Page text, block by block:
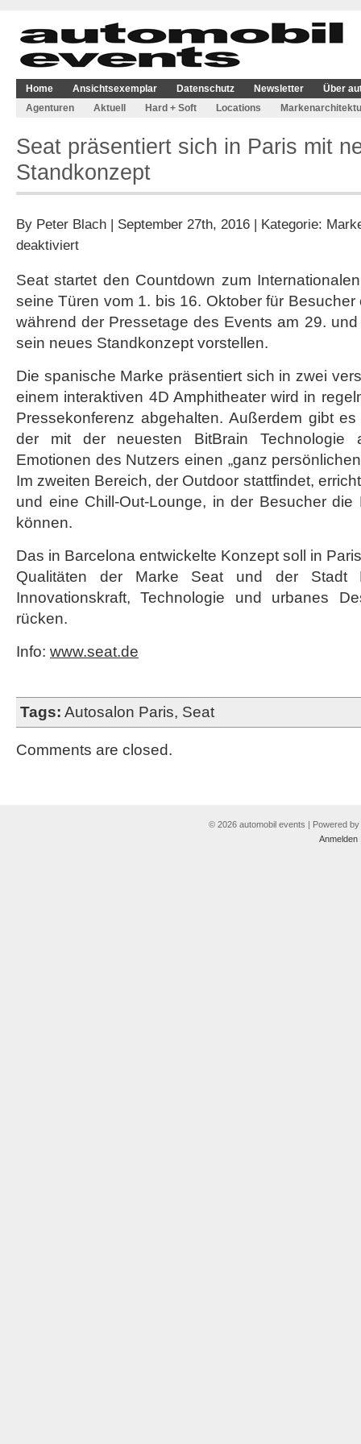
Home Ansichtsexemplar Datenschutz Newsletter
Über
Agenturen
Aktuell Hard + Soft Locations
Seat präsentiert sich in Paris mit
Standkonzept
By Peter Blach | September 27th, 2016 | Kategorie:
deaktiviertfür
sich
in
mit
neuem
Seat startet den Countdown zum
seine Türen vom 1. bis 16. Oktober für Besucher
während der Pressetage des Events am 29.
sein neues Standkonzept vorstellen.
Die spanische Marke präsentiert sich in zwei
einem interaktiven 4D Amphitheater wird in
Pressekonferenz abgehalten. Außerdem gibt
der mit der neuesten BitBrain Technologie
Emotionen des Nutzers einen „ganz
Im zweiten Bereich, der Outdoor stattfindet,
und eine Chill-Out-Lounge, in der Besucher
können.
Das in Barcelona entwickelte Konzept soll in
Qualitäten der Marke Seat und der Stadt
Innovationskraft, Technologie und urbanes
rücken.
Info: www.seat.de
Tags: Autosalon Paris, Seat
Comments are closed.
© 2026 automobil events | Powered by
Anmelden|